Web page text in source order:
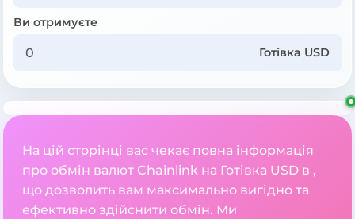
Ви отримуєте
Готівка USD
На цій сторінці вас чекає повна інформація
про обмін валют Chainlink на Готівка USD в ,
що дозволить вам максимально вигідно та
ефективно здійснити обмін. Ми